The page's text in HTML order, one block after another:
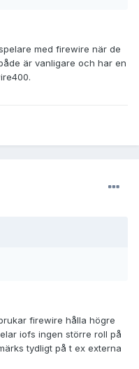
med firewire när de
är vanligare och har en
firewire hålla högre
iofs ingen större roll på
tydligt på t ex externa